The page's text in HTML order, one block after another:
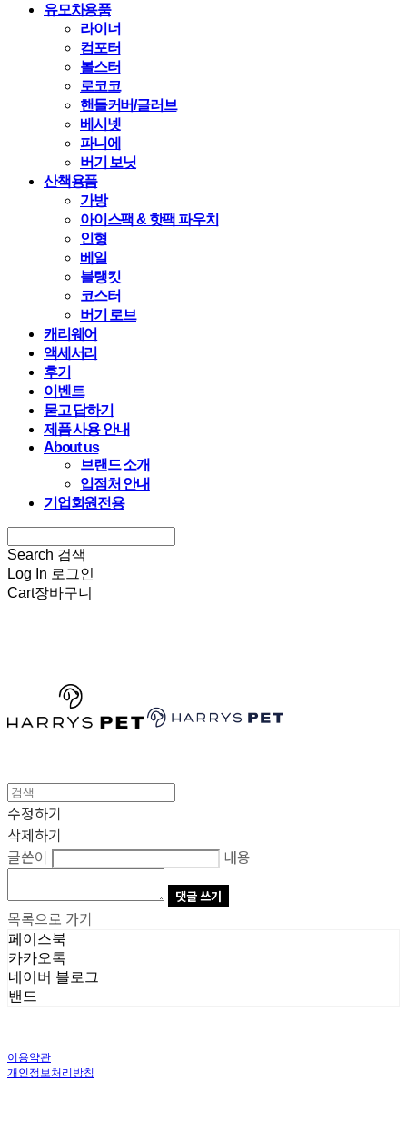
유모차용품
라이너
컴포터
볼스터
로코코
핸들커버/글러브
베시넷
파니에
버기 보닛
산책용품
가방
아이스팩 & 핫팩 파우치
인형
베일
블랭킷
코스터
버기 로브
캐리웨어
액세서리
후기
이벤트
묻고 답하기
제품 사용 안내
About us
브랜드 소개
입점처 안내
기업회원전용
Search 검색
Log In 로그인
Cart장바구니
수정하기
삭제하기
글쓴이
내용
댓글 쓰기
목록으로 가기
페이스북
카카오톡
네이버 블로그
밴드
이용약관
개인정보처리방침